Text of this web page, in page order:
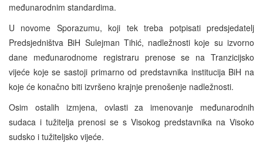
međunarodnim standardima.
U novome Sporazumu, koji tek treba potpisati predsjedatelj
Predsjedništva BiH Sulejman Tihić, nadležnosti koje su izvorno
dane međunarodnome registraru prenose se na Tranzicijsko
vijeće koje se sastoji primarno od predstavnika institucija BiH na
koje će konačno biti izvršeno krajnje prenošenje nadležnosti.
Osim ostalih izmjena, ovlasti za imenovanje međunarodnih
sudaca i tužitelja prenosi se s Visokog predstavnika na Visoko
sudsko i tužiteljsko vijeće.